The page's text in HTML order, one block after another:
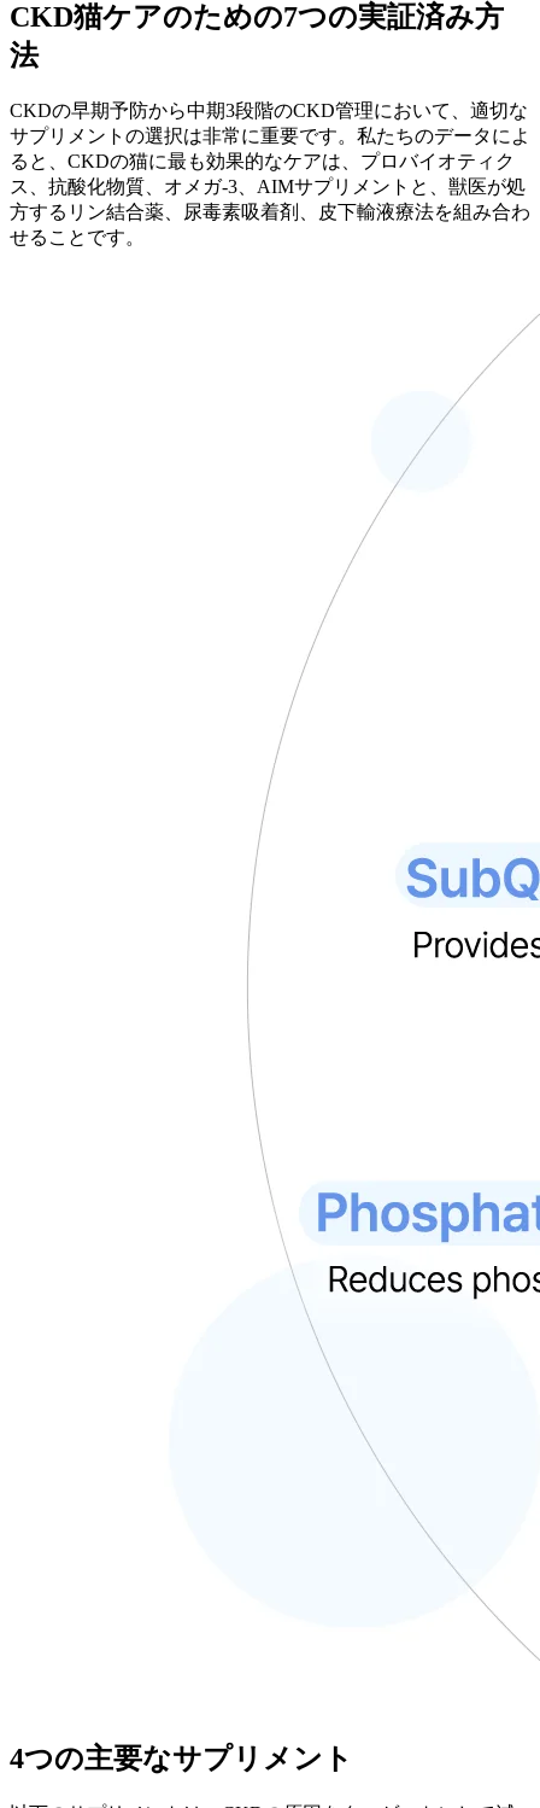
CKD猫ケアのための7つの実証済み方
法
CKDの早期予防から中期3段階のCKD管理において、適切な
サプリメントの選択は非常に重要です。私たちのデータによ
ると、CKDの猫に最も効果的なケアは、プロバイオティク
ス、抗酸化物質、オメガ-3、AIMサプリメントと、獣医が処
方するリン結合薬、尿毒素吸着剤、皮下輸液療法を組み合わ
せることです。
4つの主要なサプリメント